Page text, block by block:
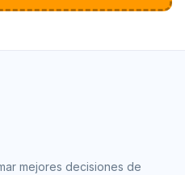
mejores decisiones de